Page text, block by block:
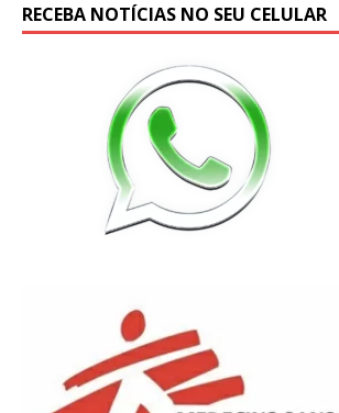
RECEBA NOTÍCIAS NO SEU CELULAR